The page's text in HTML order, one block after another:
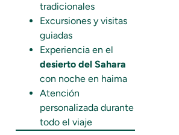
tradicionales
Excursiones y visitas
guiadas
Experiencia en el
desierto del Sahara
con noche en haima
Atención
personalizada durante
todo el viaje